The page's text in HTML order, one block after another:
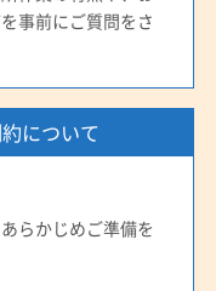
事前にご質問をさ
について
らかじめご準備を